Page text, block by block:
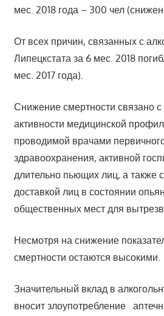
мес. 2018 года – 300 чел
От всех причин, связанных с
Липецкстата за 6 мес. 2018
мес. 2017 года).
Снижение смертности связано
активности медицинской
проводимой врачами
здравоохранения, активной
длительно пьющих лиц, а также
доставкой лиц в состоянии
общественных мест для
Несмотря на снижение
смертности остаются высокими.
Значительный вклад в
вносит злоупотребление